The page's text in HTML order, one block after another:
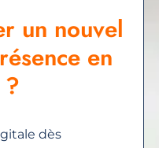
un nouvel
en
dès